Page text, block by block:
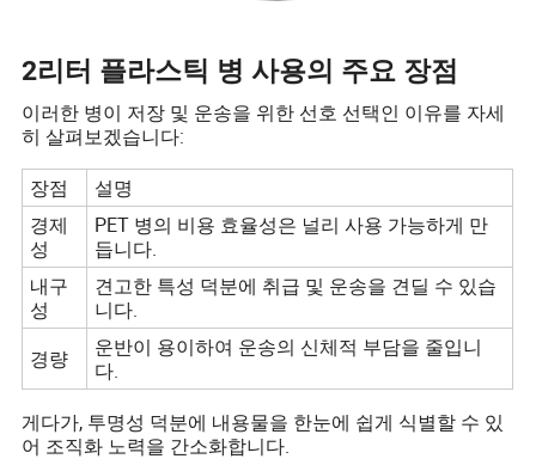
2리터 플라스틱 병 사용의 주요 장점
이러한 병이 저장 및 운송을 위한 선호 선택인 이유를 자세
히 살펴보겠습니다:
장점
설명
경제
성
PET 병의 비용 효율성은 널리 사용 가능하게 만
듭니다.
내구
성
견고한 특성 덕분에 취급 및 운송을 견딜 수 있습
니다.
경량
운반이 용이하여 운송의 신체적 부담을 줄입니
다.
게다가, 투명성 덕분에 내용물을 한눈에 쉽게 식별할 수 있
어 조직화 노력을 간소화합니다.